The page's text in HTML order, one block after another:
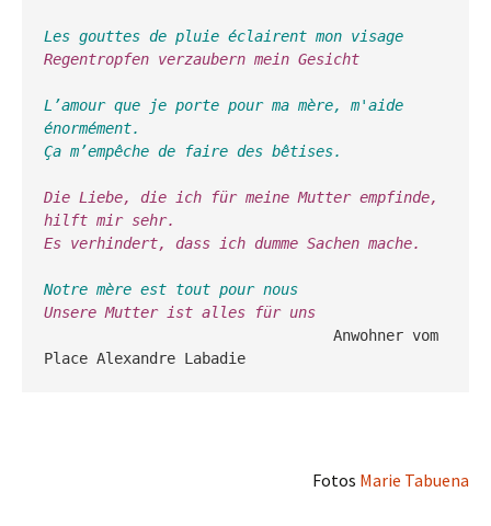
Les gouttes de pluie éclairent mon visage
Regentropfen verzaubern mein Gesicht
L’amour que je porte pour ma mère, m'aide
énormément.
Ça m’empêche de faire des bêtises.
Die Liebe, die ich für meine Mutter empfinde,
hilft mir sehr.
Es verhindert, dass ich dumme Sachen mache.
Notre mère est tout pour nous
Unsere Mutter ist alles für uns
Place Alexandre Labadie
Fotos Marie Tabuena